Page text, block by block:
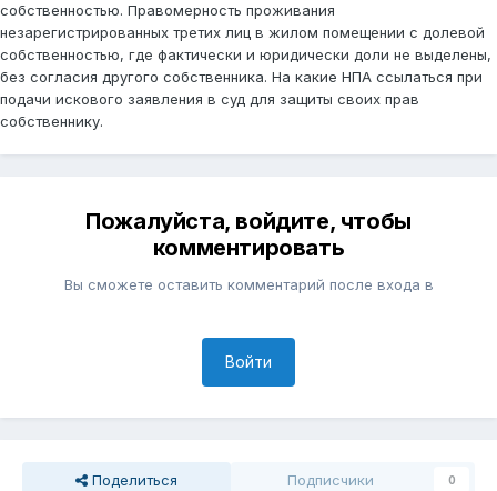
собственностью. Правомерность проживания
незарегистрированных третих лиц в жилом помещении с долевой
собственностью, где фактически и юридически доли не выделены,
без согласия другого собственника. На какие НПА ссылаться при
подачи искового заявления в суд для защиты своих прав
собственнику.
Пожалуйста, войдите, чтобы
комментировать
Вы сможете оставить комментарий после входа в
Войти
Поделиться Подписчики 0